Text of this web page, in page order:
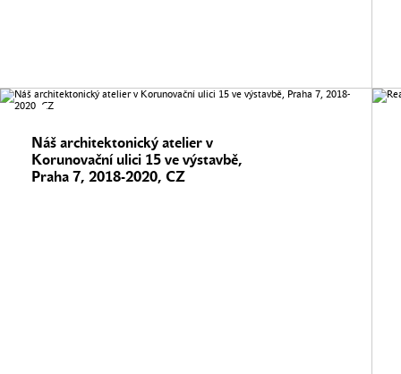
Náš architektonický atelier v
Korunovační ulici 15 ve výstavbě,
Praha 7, 2018-2020, CZ